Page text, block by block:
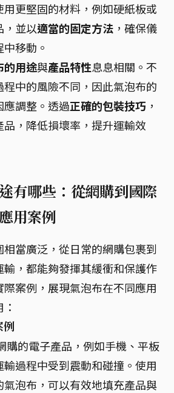
更堅固的材料，例如硬紙板或
，並以適當的固定方法 ，確保儀
移動。
的用途與產品特性息息相關。不
中的風險不同，因此氣泡布的
調整。透過正確的包裝技巧 ，
，降低損壞率，提升運輸效
有哪些：從網購到國際
用案例
當廣泛，從日常的網購包裹到
，都能夠發揮其緩衝和保護作
案例，展現氣泡布在不同應用
例
購的電子產品，例如手機、平板
過程中受到震動和碰撞。使用
泡布，可以有效地填充產品與